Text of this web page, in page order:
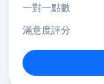
一對一點數
滿意度評分